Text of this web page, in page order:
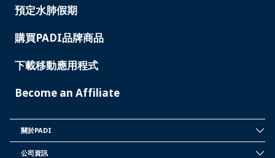
預定水肺假期
購買PADI品牌商品
下載移動應用程式
Become an Affiliate
PADI
關於PADI
公司資訊